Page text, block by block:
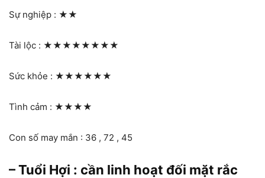
Sự nghiệp : ★★
Tài lộc : ★★★★★★★★
Sức khỏe : ★★★★★★
Tình cảm : ★★★★
Con số may mắn : 36 , 72 , 45
– Tuổi Hợi : cần linh hoạt đối mặt rắc